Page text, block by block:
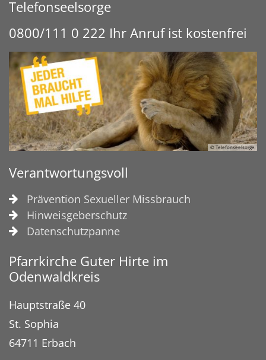
Telefonseelsorge
0800/111 0 222 Ihr Anruf ist kostenfrei
© Telefonseelsorge
Verantwortungsvoll
Prävention Sexueller Missbrauch
Hinweisgeberschutz
Datenschutzpanne
Pfarrkirche Guter Hirte im
Odenwaldkreis
Hauptstraße 40
St. Sophia
64711 Erbach